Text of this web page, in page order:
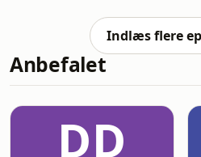
taler vi om i denne
af Børnepsykologi. Gæst: Mathias
Indlæs flere
Anbefalet
DD